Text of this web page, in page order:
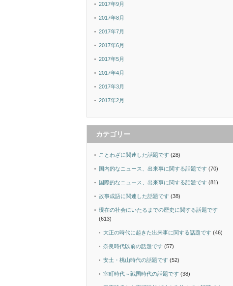
2017年9月
2017年8月
2017年7月
2017年6月
2017年5月
2017年4月
2017年3月
2017年2月
カテゴリー
ことわざに関連した話題です (28)
国内的なニュース、出来事に関する話題です (70)
国際的なニュース、出来事に関する話題です (81)
故事成語に関連した話題です (38)
現在の社会にいたるまでの歴史に関する話題です
(613)
大正の時代に起きた出来事に関する話題です (46)
奈良時代以前の話題です (57)
安土・桃山時代の話題です (52)
室町時代～戦国時代の話題です (38)